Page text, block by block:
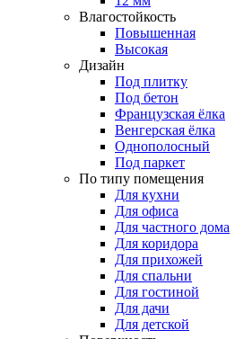
Влагостойкость
Повышенная
Высокая
Дизайн
Под плитку
Под бетон
Французская ёлка
Венгерская ёлка
Однополосный
Под паркет
По типу помещения
Для кухни
Для офиса
Для частного дома
Для коридора
Для прихожей
Для спальни
Для гостиной
Для дачи
Для детской